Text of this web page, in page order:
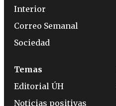
Interior
Correo Semanal
Sociedad
Temas
Editorial ÚH
Noticias positivas